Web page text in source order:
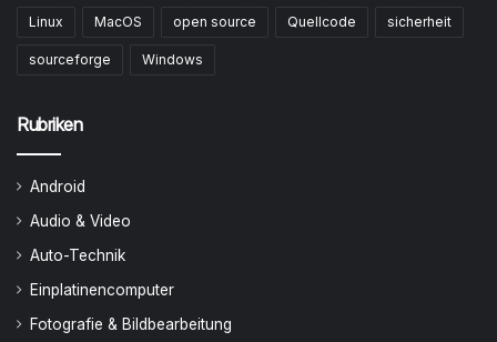
Linux MacOS open source Quellcode sicherheit
sourceforge Windows
Rubriken
Android
Audio & Video
Auto-Technik
Einplatinencomputer
Fotografie & Bildbearbeitung